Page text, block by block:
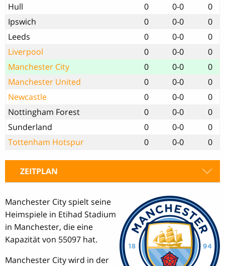
Hull
0 0-0
0
Ipswich
0 0-0
0
Leeds
0 0-0
0
Liverpool
0 0-0
0
Manchester City
0 0-0
0
Manchester United
0 0-0
0
Newcastle
0 0-0
0
Nottingham Forest
0 0-0
0
Sunderland
0 0-0
0
Tottenham Hotspur
0 0-0 0
ZEITPLAN
Manchester City spielt seine
Heimspiele in Etihad Stadium
in Manchester, die eine
Kapazität von 55097 hat.
Manchester City wird in der